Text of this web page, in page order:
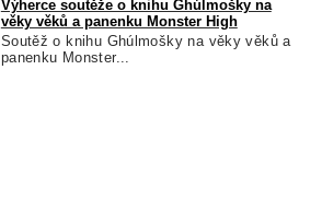
Výherce soutěže o knihu Ghúlmošky na
věky věků a panenku Monster High
Soutěž o knihu Ghúlmošky na věky věků a
panenku Monster...